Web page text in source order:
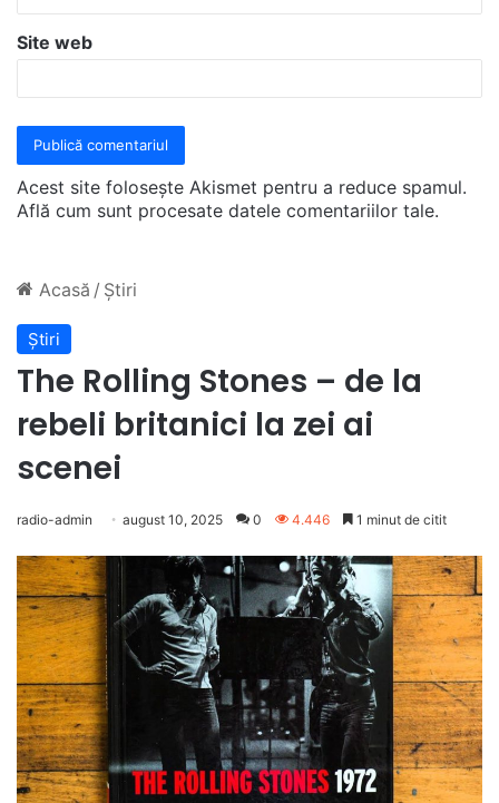
Site web
Acest site folosește Akismet pentru a reduce spamul.
Află cum sunt procesate datele comentariilor tale.